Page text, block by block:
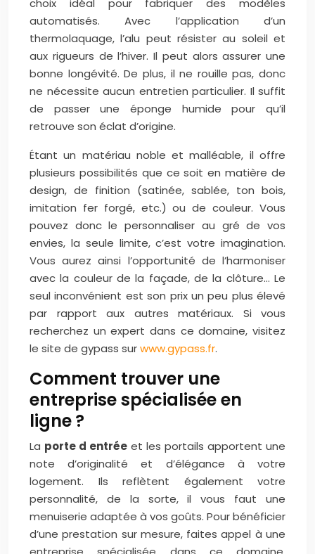
choix idéal pour fabriquer des modèles
automatisés. Avec l’application d’un
thermolaquage, l’alu peut résister au soleil et
aux rigueurs de l’hiver. Il peut alors assurer une
bonne longévité. De plus, il ne rouille pas, donc
ne nécessite aucun entretien particulier. Il suffit
de passer une éponge humide pour qu’il
retrouve son éclat d’origine.
Étant un matériau noble et malléable, il offre
plusieurs possibilités que ce soit en matière de
design, de finition (satinée, sablée, ton bois,
imitation fer forgé, etc.) ou de couleur. Vous
pouvez donc le personnaliser au gré de vos
envies, la seule limite, c’est votre imagination.
Vous aurez ainsi l’opportunité de l’harmoniser
avec la couleur de la façade, de la clôture… Le
seul inconvénient est son prix un peu plus élevé
par rapport aux autres matériaux. Si vous
recherchez un expert dans ce domaine, visitez
le site de gypass surwww.gypass.fr.
Comment trouver une
entreprise spécialisée en
ligne ?
La porte d entrée et les portails apportent une
note d’originalité et d’élégance à votre
logement. Ils reflètent également votre
personnalité, de la sorte, il vous faut une
menuiserie adaptée à vos goûts. Pour bénéficier
d’une prestation sur mesure, faites appel à une